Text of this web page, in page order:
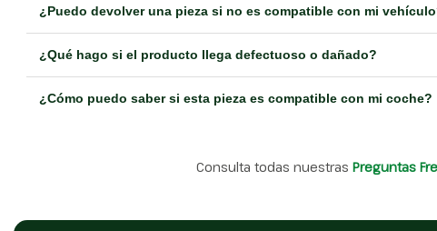
¿Puedo devolver una pieza si no es compatible con mi
¿Qué hago si el producto llega defectuoso o dañado?
¿Cómo puedo saber si esta pieza es compatible con mi coche?
Consulta todas nuestras Preguntas